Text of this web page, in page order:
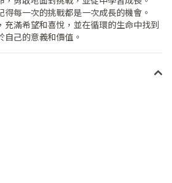
得每一次的挑戰都是一次成長的機會。
充滿希望和喜悅，並在循環的生命中找到
自己的意義和價值。